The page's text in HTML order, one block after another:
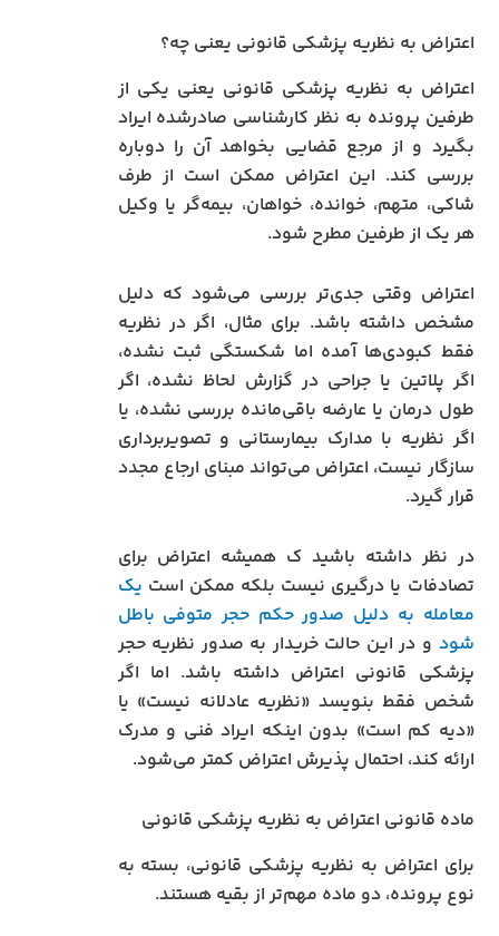
اعتراض به نظریه پزشکی قانونی یعنی چه؟
اعتراض به نظریه پزشکی قانونی یعنی یکی از
طرفین پرونده به نظر کارشناسی صادرشده ایراد
بگیرد و از مرجع قضایی بخواهد آن را دوباره
بررسی کند. این اعتراض ممکن است از طرف
شاکی، متهم، خوانده، خواهان، بیمه‌گر یا وکیل
هر یک از طرفین مطرح شود.
اعتراض وقتی جدی‌تر بررسی می‌شود که دلیل
مشخص داشته باشد. برای مثال، اگر در نظریه
فقط کبودی‌ها آمده اما شکستگی ثبت نشده،
اگر پلاتین یا جراحی در گزارش لحاظ نشده، اگر
طول درمان یا عارضه باقی‌مانده بررسی نشده، یا
اگر نظریه با مدارک بیمارستانی و تصویربرداری
سازگار نیست، اعتراض می‌تواند مبنای ارجاع مجدد
قرار گیرد.
در نظر داشته باشید ک همیشه اعتراض برای
تصادفات یا درگیری نیست بلکه ممکن است یک
معامله به دلیل صدور حکم حجر متوفی باطل
شود و در این حالت خریدار به صدور نظریه حجر
پزشکی قانونی اعتراض داشته باشد. اما اگر
شخص فقط بنویسد «نظریه عادلانه نیست» یا
«دیه کم است» بدون اینکه ایراد فنی و مدرک
ارائه کند، احتمال پذیرش اعتراض کمتر می‌شود.
ماده قانونی اعتراض به نظریه پزشکی قانونی
برای اعتراض به نظریه پزشکی قانونی، بسته به
نوع پرونده، دو ماده مهم‌تر از بقیه هستند.